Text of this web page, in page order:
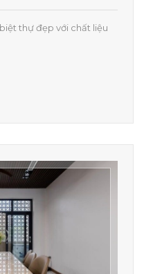
thự đẹp với chất liệu